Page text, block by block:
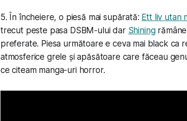
5. În încheiere, o piesă mai supărată: Ett liv utan
trecut peste pasa DSBM-ului dar Shining
preferate. Piesa următoare e ceva mai black ca
atmosferice grele și apăsătoare care făceau
ce citeam manga-uri horror.